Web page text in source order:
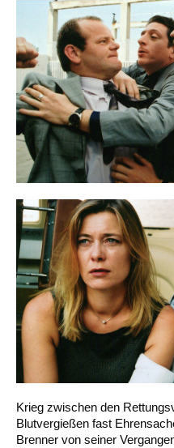
Krieg zwischen den
Blutvergießen fast
Brenner von seiner